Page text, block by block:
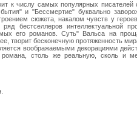
к числу самых популярных писателей
и "Бессмертие" буквально
сюжета, накалом чувств у
ряд бестселлеров интеллектуальной
его романов. Суть" Вальса на
творит бесконечную протяженность
воображаемыми декорациями
романа, столь же реальную, сколь и